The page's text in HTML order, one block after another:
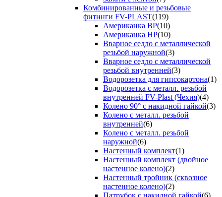
Комбинированные и резьбовые
фитинги FV-PLAST(119)
Американка ВР(10)
Американка НР(10)
Вварное седло с металлической
резьбой наружной(3)
Вварное седло с металлической
резьбой внутренней(3)
Водорозетка для гипсокартона(1)
Водорозетка с металл. резьбой
внутренней FV-Plast (Чехия)(4)
Колено 90° с накидной гайкой(3)
Колено с металл. резьбой
внутренней(6)
Колено с металл. резьбой
наружной(6)
Настенный комплект(1)
Настенный комплект (двойное
настенное колено)(2)
Настенный тройник (сквозное
настенное колено)(2)
Патрубок с накидной гайкой(6)